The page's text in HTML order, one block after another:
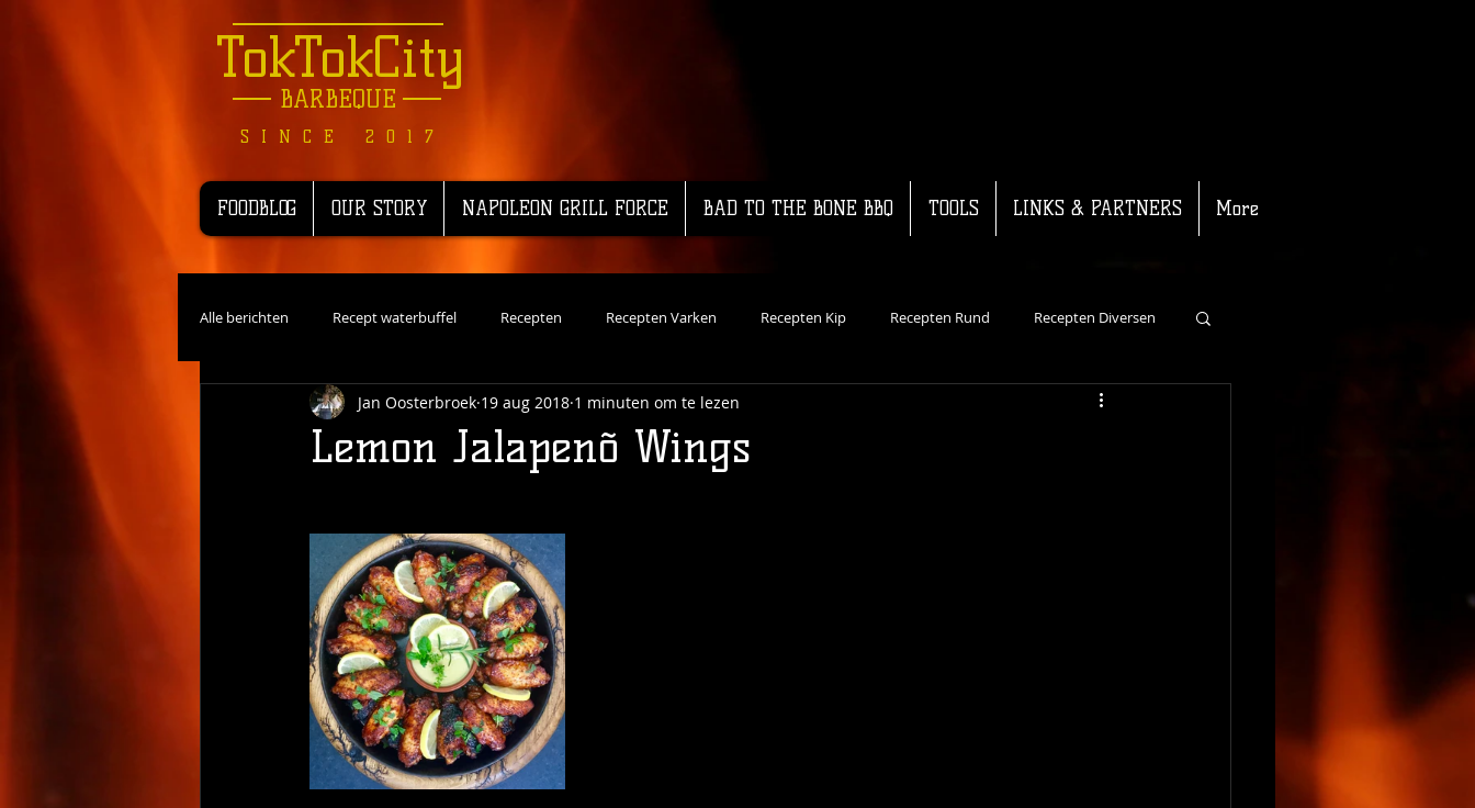
FOODBLOG OUR STORY NAPOLEON GRILL FORCE BAD TO THE BONE BBQ TOOLS LINKS & PARTNERS More
Alle berichten Recept waterbuffel Recepten Recepten Varken Recepten Kip Recepten Rund Recepten Diversen
Recepten Wild Recepten Vis Dutch Oven Recepten Groente Recepten Kalf
Lemon Jalapenõ Wings
Jan Oosterbroek 19 aug 2018 1 minuten om te lezen
TokTokCity
BARBEQUE
SINCE 2017